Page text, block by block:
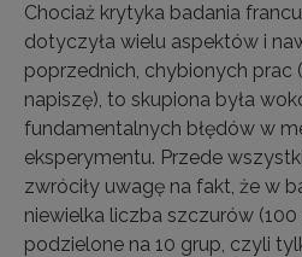
Chociaż krytyka badania
dotyczyła wielu aspektów i
poprzednich, chybionych prac
napiszę), to skupiona była
fundamentalnych błędów w
eksperymentu. Przede
zwróciły uwagę na fakt, że w
niewielka liczba szczurów
podzielone na 10 grup, czyli